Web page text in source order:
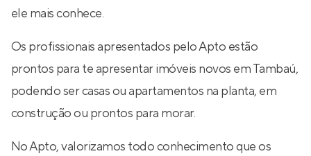
ele mais conhece.
Os profissionais apresentados pelo Apto estão
prontos para te apresentar imóveis novos em Tambaú,
podendo ser casas ou apartamentos na planta, em
construção ou prontos para morar.
No Apto, valorizamos todo conhecimento que os